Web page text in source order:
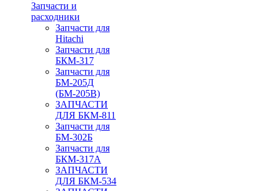
Запчасти и
расходники
Запчасти для
Hitachi
Запчасти для
БКМ-317
Запчасти для
БМ-205Д
(БМ-205В)
ЗАПЧАСТИ
ДЛЯ БКМ-811
Запчасти для
БМ-302Б
Запчасти для
БКМ-317А
ЗАПЧАСТИ
ДЛЯ БКМ-534